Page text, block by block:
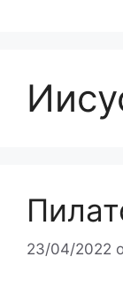
23/04/2022